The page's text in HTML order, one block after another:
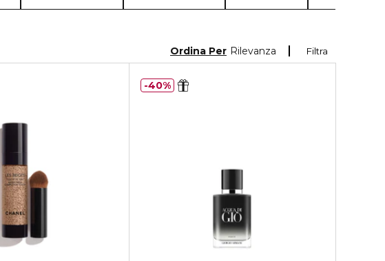
Filtra
Ordina Per Rilevanza
40%